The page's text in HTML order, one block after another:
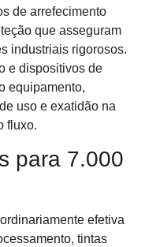
de arrefecimento
que asseguram
industriais rigorosos.
e dispositivos de
equipamento,
uso e exatidão na
fluxo.
para 7.000
efetiva
tintas